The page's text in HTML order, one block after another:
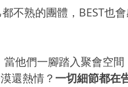
不熟的團體，BEST也
他們一腳踏入聚會空間
還熱情？ 一切細節都在